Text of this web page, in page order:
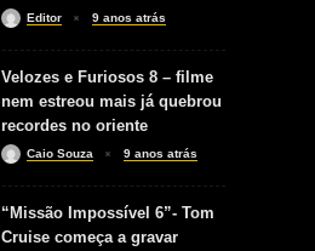
Editor 9 anos atrás
Velozes e Furiosos 8 – filme
nem estreou mais já quebrou
recordes no oriente
Caio Souza 9 anos atrás
“Missão Impossível 6”- Tom
Cruise começa a gravar